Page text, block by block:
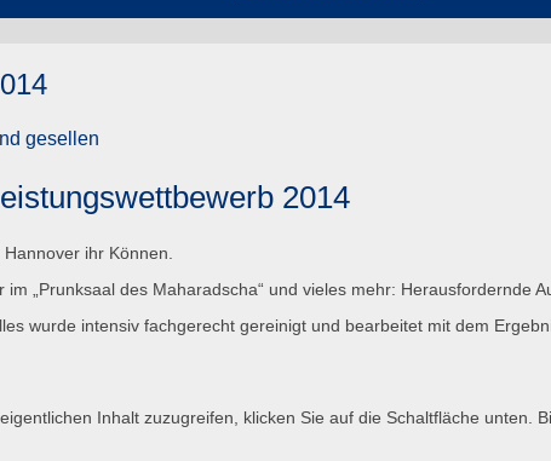
gesellen
2014
ihr Können.
„Prunksaal des Maharadscha“ und vieles mehr: Herausfordernde
wurde intensiv fachgerecht gereinigt und bearbeitet mit dem
Inhalt zuzugreifen, klicken Sie auf die Schaltfläche unten.